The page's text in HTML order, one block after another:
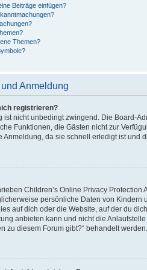
Beiträge einfügen?
Themen?
Anmeldung
registrieren?
ist nicht unbedingt zwingend. Die Board-
Funktionen, die Gästen nicht zur
Anmeldung, da sie schnell erledigt ist und
Children’s Online Privacy
persönliche Daten von
auf dich oder die Website, auf der du
anbieten kann und nicht die
zu diesem Forum gibt?“ behandelt werden.